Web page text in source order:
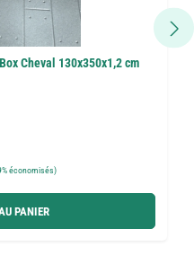
Cheval 130x350x1,2 cm
économisés)
PANIER